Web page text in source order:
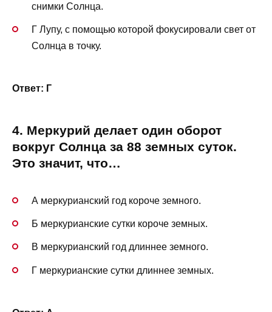
снимки Солнца.
Г Лупу, с помощью которой фокусировали свет от
Солнца в точку.
Ответ: Г
4. Меркурий делает один оборот
вокруг Солнца за 88 земных суток.
Это значит, что…
А меркурианский год короче земного.
Б меркурианские сутки короче земных.
В меркурианский год длиннее земного.
Г меркурианские сутки длиннее земных.